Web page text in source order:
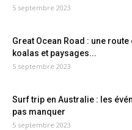
5 septembre 2023
Great Ocean Road : une
koalas et paysages...
5 septembre 2023
Surf trip en Australie : les
pas manquer
5 septembre 2023